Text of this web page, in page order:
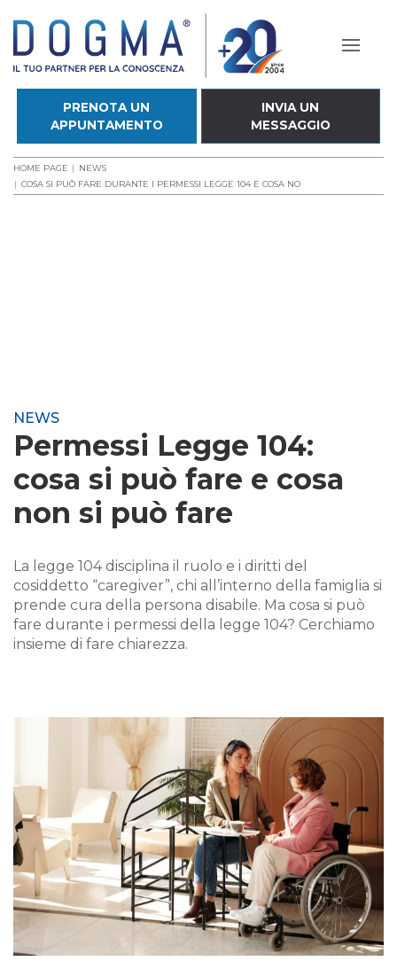
PRENOTA UN
APPUNTAMENTO
INVIA UN
MESSAGGIO
HOME PAGE
NEWS
COSA SI PUÒ FARE DURANTE I PERMESSI LEGGE 104 E COSA NO
NEWS
Permessi Legge 104:
cosa si può fare e cosa
non si può fare
La legge 104 disciplina il ruolo e i diritti del
cosiddetto “caregiver”, chi all’interno della famiglia si
prende cura della persona disabile. Ma cosa si può
fare durante i permessi della legge 104? Cerchiamo
insieme di fare chiarezza.